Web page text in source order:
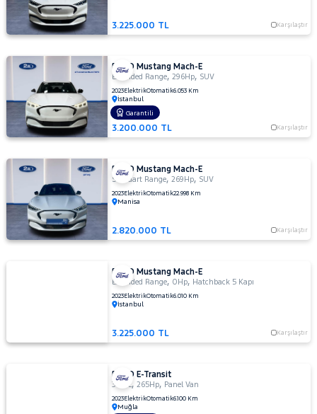
3.225.000 TL Karşılaştır
FORD Mustang Mach-E
Extended Range,296Hp, SUV
2023ElektrikOtomatik6.053 Km
İstanbul
3.200.000 TL Karşılaştır
Garantili
FORD Mustang Mach-E
Standart Range,269Hp, SUV
2023ElektrikOtomatik22.998 Km
Manisa
2.820.000 TL Karşılaştır
FORD Mustang Mach-E
Extended Range, 0Hp, Hatchback 5 Kapı
2023ElektrikOtomatik6.010 Km
İstanbul
3.225.000 TL Karşılaştır
FORD E-Transit
350 L,265Hp, Panel Van
2023ElektrikOtomatik6.100 Km
Muğla